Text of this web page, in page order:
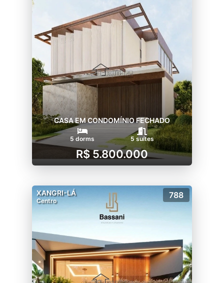
CASA EM CONDOMÍNIO FECHADO
5 dorms 5 suítes
R$ 5.800.000
XANGRI-LÁ
Centro
788